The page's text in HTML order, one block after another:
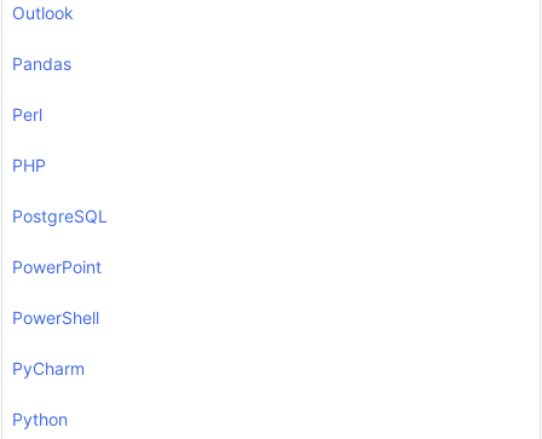
Outlook
Pandas
Perl
PHP
PostgreSQL
PowerPoint
PowerShell
PyCharm
Python